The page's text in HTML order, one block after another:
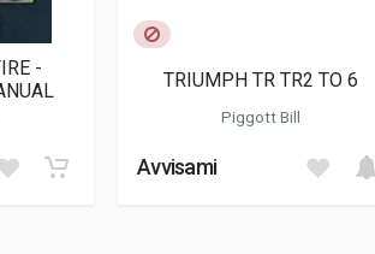
-
TRIUMPH TR TR2 TO 6
Piggott Bill
Avvisami